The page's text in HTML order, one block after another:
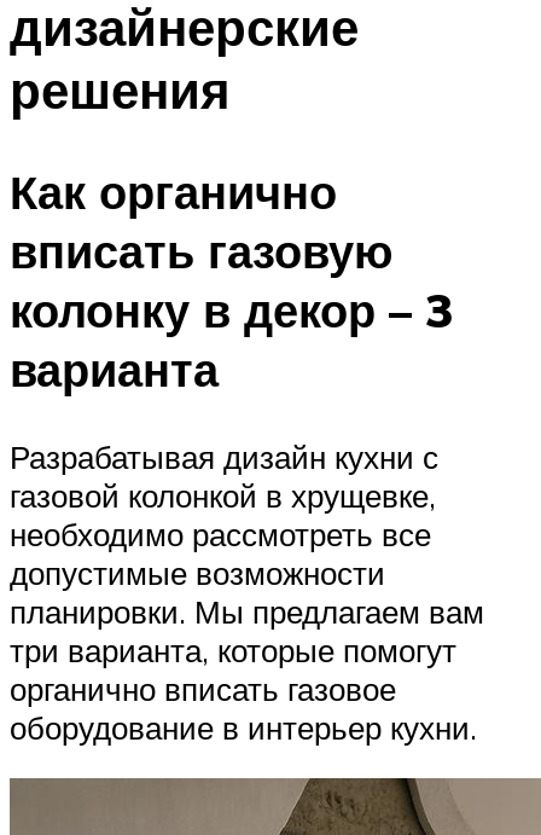
Меню
дизайнерские
решения
Как органично
вписать газовую
колонку в декор – 3
варианта
Разрабатывая дизайн кухни с
газовой колонкой в хрущевке,
необходимо рассмотреть все
допустимые возможности
планировки. Мы предлагаем вам
три варианта, которые помогут
органично вписать газовое
оборудование в интерьер кухни.